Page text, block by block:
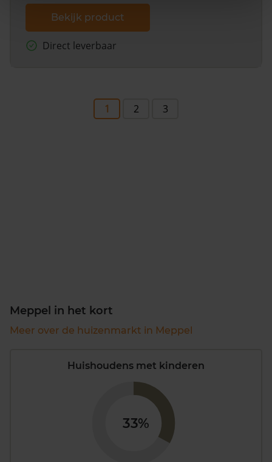
Bekijk product
Direct leverbaar
1 2 3
Meppel in het kort
Meer over de huizenmarkt in Meppel
Huishoudens met kinderen
33%